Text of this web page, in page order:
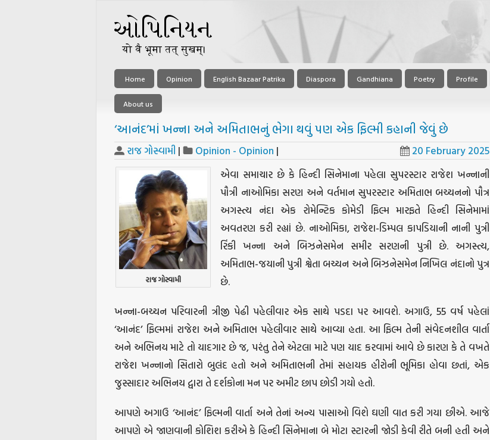
Home Opinion English Bazaar Patrika Diaspora Gandhiana Poetry Profile
About us
‘આનંદ’માં ખન્ના અને અમિતાભનું ભેગા થવું પણ એક ફિલ્મી કહાની જેવું છે
રાજ ગોસ્વામી | Opinion - Opinion | 20 February 2025
રાજ ગોસ્વામી
એવા સમાચાર છે કે હિન્દી સિનેમાના પહેલા સુપરસ્ટાર રાજેશ ખન્નાની
પૌત્રી નાઓમિકા સરણ અને વર્તમાન સુપરસ્ટાર અમિતાભ બચ્ચનનો પૌત્ર
અગસ્ત્ય નંદા એક રોમેન્ટિક કોમેડી ફિલ્મ મારફતે હિન્દી સિનેમામાં
અવતરણ કરી રહ્યાં છે. નાઓમિકા, રાજેશ-ડિમ્પલ કાપડિયાની નાની પુત્રી
રિંકી ખન્ના અને બિઝનેસમેન સમીર સરણની પુત્રી છે. અગસ્ત્ય,
અમિતાભ-જયાની પુત્રી શ્વેતા બચ્ચન અને બિઝનેસમેન નિખિલ નંદાનો પુત્ર
છે.
ખન્ના-બચ્ચન પરિવારની ત્રીજી પેઢી પહેલીવાર એક સાથે પડદા પર આવશે. અગાઉ, 55 વર્ષ પહેલાં
‘આનંદ’ ફિલ્મમાં રાજેશ અને અમિતાભ પહેલીવાર સાથે આવ્યા હતા. આ ફિલ્મ તેની સંવેદનશીલ વાર્તા
અને અભિનય માટે તો યાદગાર છે જ, પરંતુ તેને એટલા માટે પણ યાદ કરવામાં આવે છે કારણ કે તે વખતે
રાજેશ ખન્નાનો સિતારો બુલંદ હતો અને અમિતાભની તેમાં સહાયક હીરોની ભૂમિકા હોવા છતાં, એક
જુસ્સાદાર અભિનય દ્વારા તે દર્શકોના મન પર અમીટ છાપ છોડી ગયો હતો.
આપણે અગાઉ ‘આનંદ’ ફિલ્મની વાર્તા અને તેનાં અન્ય પાસાઓ વિશે ઘણી વાત કરી ગયા છીએ. આજે
આપણે એ જાણવાની કોશિશ કરીએ કે હિન્દી સિનેમાના બે મોટા સ્ટારની જોડી કેવી રીતે બની હતી અને